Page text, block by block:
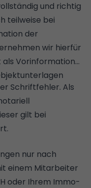
und richtig
teilweise bei
der
wir hierfür
als Vorinformation
Schriftfehler. Als
gilt bei
nur nach
einem Mitarbeiter
oder Ihrem Immo-